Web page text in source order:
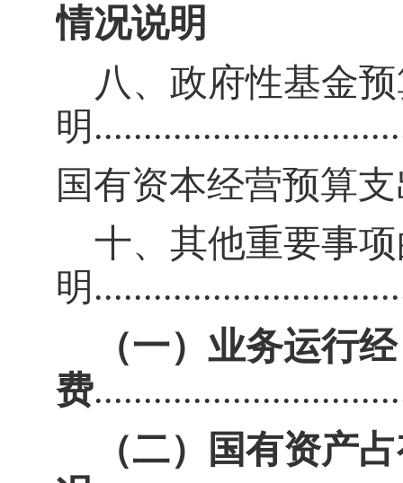
情况说明
八 、政府性基金
明
国有资本经营预算
十、其他重要事
明
（一）业务运行经
费
（二）国有资产